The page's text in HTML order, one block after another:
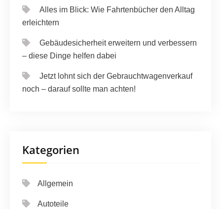
Alles im Blick: Wie Fahrtenbücher den Alltag
erleichtern
Gebäudesicherheit erweitern und verbessern
– diese Dinge helfen dabei
Jetzt lohnt sich der Gebrauchtwagenverkauf
noch – darauf sollte man achten!
Kategorien
Allgemein
Autoteile